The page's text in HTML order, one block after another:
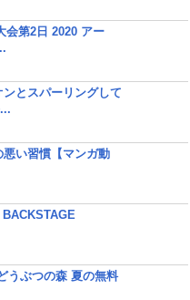
会第2日 2020 アー
とスパーリングして
悪い習慣【マンガ動
うぶつの森 夏の無料